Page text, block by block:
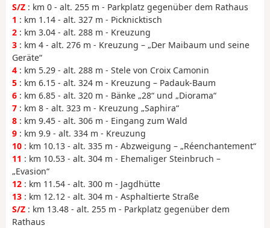
S/Z : km 0 - alt. 255 m - Parkplatz gegenüber dem Rathaus
1 : km 1.14 - alt. 327 m - Picknicktisch
2 : km 3.04 - alt. 288 m - Kreuzung
3 : km 4 - alt. 276 m - Kreuzung – „Der Maibaum und seine
Geräte“
4 : km 5.29 - alt. 288 m - Stele von Croix Camonin
5 : km 6.15 - alt. 324 m - Kreuzung – Padauk-Baum
6 : km 6.85 - alt. 320 m - Bänke „28“ und „Diorama“
7 : km 8 - alt. 323 m - Kreuzung „Saphira“
8 : km 9.45 - alt. 306 m - Eingang zum Wald
9 : km 9.9 - alt. 334 m - Kreuzung
10 : km 10.13 - alt. 335 m - Abzweigung – „Réenchantement“
11 : km 10.53 - alt. 304 m - Ehemaliger Steinbruch –
„Evasion“
12 : km 11.54 - alt. 300 m - Jagdhütte
13 : km 12.12 - alt. 304 m - Asphaltierte Straße
S/Z : km 13.48 - alt. 255 m - Parkplatz gegenüber dem
Rathaus